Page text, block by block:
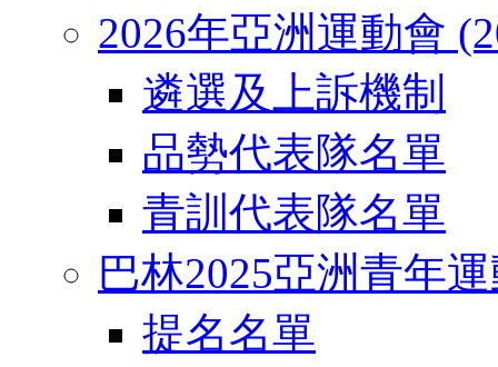
2026年亞洲運動會
遴選及上訴機制
品勢代表隊名單
青訓代表隊名單
巴林2025亞洲青年
提名名單